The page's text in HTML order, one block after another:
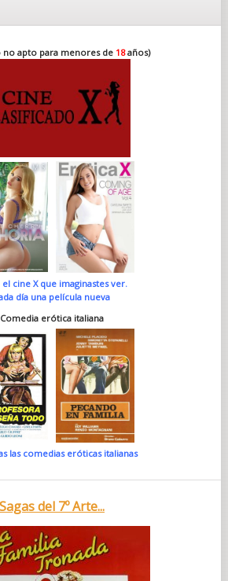
no apto para menores de 18años)
cine X que imaginastes ver.
día una película nueva
Comedia erótica italiana
las comedias eróticas italianas
Sagas del 7º Arte...